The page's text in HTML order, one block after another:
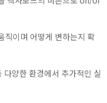
직이며 어떻게 변하는지 확
양한 환경에서 추가적인 실